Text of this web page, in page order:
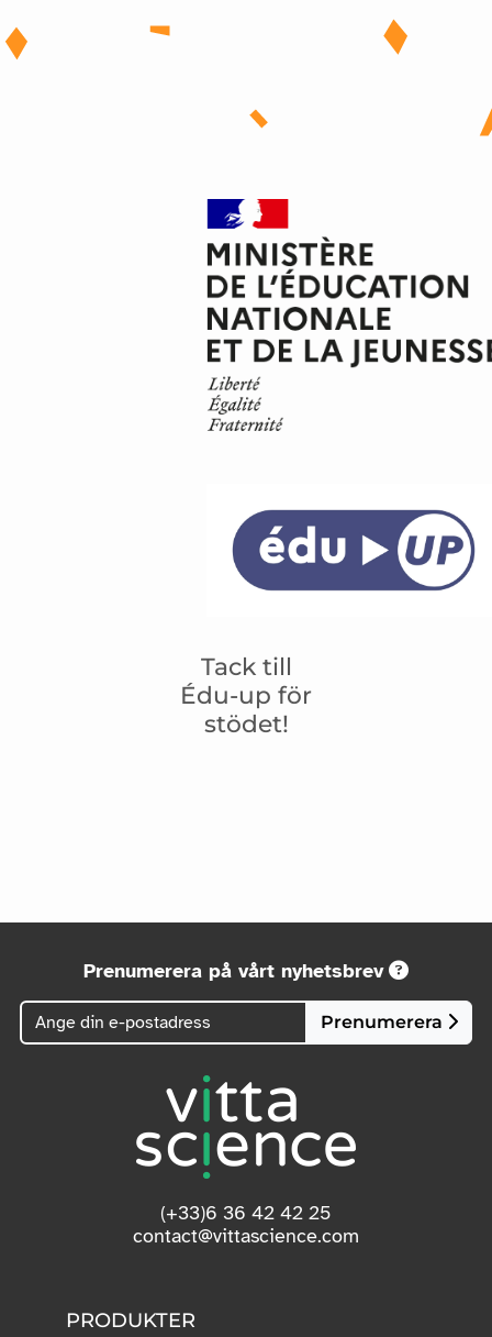
Tack till
Édu-up för
stödet!
Prenumerera på vårt nyhetsbrev
Prenumerera
(+33)6 36 42 42 25
contact@vittascience.com
PRODUKTER